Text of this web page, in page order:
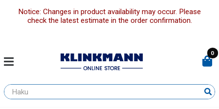
Notice: Changes in product availability may occur. Please
check the latest estimate in the order confirmation.
0